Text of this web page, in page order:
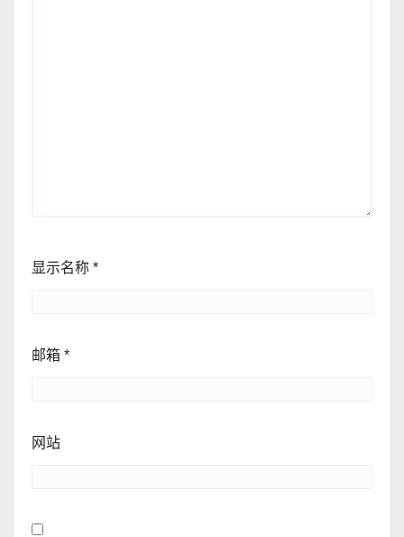
显示名称 *
邮箱 *
网站